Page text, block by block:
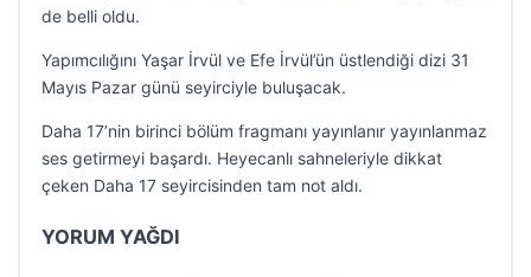
de belli oldu.
Yapımcılığını Yaşar İrvül ve Efe İrvül’ün üstlendiği dizi 31
Mayıs Pazar günü seyirciyle buluşacak.
Daha 17’nin birinci bölüm fragmanı yayınlanır yayınlanmaz
ses getirmeyi başardı. Heyecanlı sahneleriyle dikkat
çeken Daha 17 seyircisinden tam not aldı.
YORUM YAĞDI